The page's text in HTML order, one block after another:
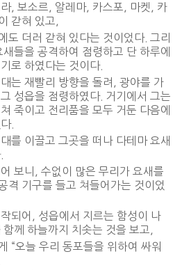
, 보소르, 알레마, 카스포, 마켓, 카
갇혀 있고,
도 더러 갇혀 있다는 것이었다. 그리
들을 공격하여 점령하고 단 하루에
로 하였다는 것이다.
는 재빨리 방향을 돌려, 광야를 가
성읍을 점령하였다. 거기에서 그는
죽이고 전리품을 모두 거둔 다음에
.
를 이끌고 그곳을 떠나 다테마 요새
보니, 수없이 많은 무리가 요새를
격 기구를 들고 쳐들어가는 것이었
되어, 성읍에서 지르는 함성이 나
께 하늘까지 치솟는 것을 보고,
“오늘 우리 동포들을 위하여 싸워